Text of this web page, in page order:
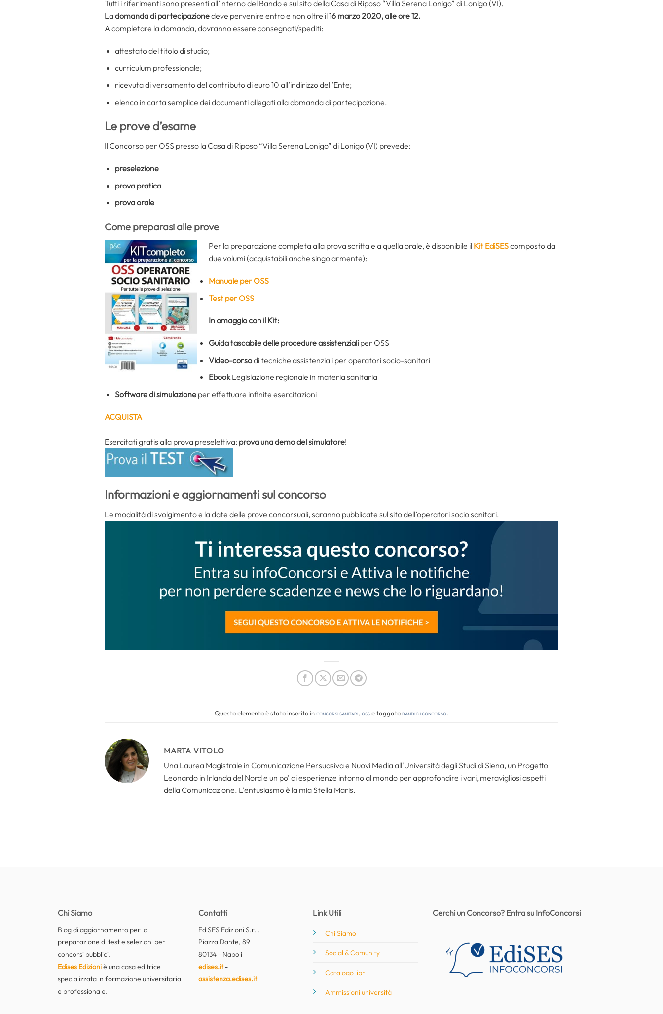
Tutti i riferimenti sono presenti all’interno del Bando e sul sito della Casa di Riposo “Villa Serena Lonigo” di Lonigo (VI).
Ladomanda di partecipazionedeve pervenire entro e non oltre il16 marzo 2020, alle ore 12.
A completare la domanda, dovranno essere consegnati/spediti:
attestato del titolo di studio;
curriculum professionale;
ricevuta di versamento del contributo di euro 10 all’indirizzo dell’Ente;
elenco in carta semplice dei documenti allegati alla domanda di partecipazione.
Le prove d’esame
Il Concorso per OSS presso la Casa di Riposo “Villa Serena Lonigo” di Lonigo (VI) prevede:
preselezione
prova pratica
prova orale
Come preparasi alle prove
Per la preparazione completa alla prova scritta e a quella orale, è disponibile il Kit EdiSEScomposto da
due volumi (acquistabili anche singolarmente):
Manuale per OSS
Test per OSS
In omaggio con il Kit:
Guida tascabile delle procedure assistenziali per OSS
Video-corsodi tecniche assistenziali per operatori socio-sanitari
EbookLegislazione regionale in materia sanitaria
Software di simulazioneper effettuare infinite esercitazioni
ACQUISTA
Esercitati gratis alla prova preselettiva: prova una demo del simulatore!
Informazioni e aggiornamenti sul concorso
Le modalità di svolgimento e la date delle prove concorsuali, saranno pubblicate sul sito dell’operatori socio sanitari.
Questo elemento è stato inserito inConcorsi Sanitari, OSSe taggatobandi di concorso.
MARTA VITOLO
Una Laurea Magistrale in Comunicazione Persuasiva e Nuovi Media all'Università degli Studi di Siena, un Progetto
Leonardo in Irlanda del Nord e un po' di esperienze intorno al mondo per approfondire i vari, meravigliosi aspetti
della Comunicazione. L'entusiasmo è la mia Stella Maris.
Chi Siamo
Blog di aggiornamento per la
preparazione di test e selezioni per
concorsi pubblici.
Edises Edizioniè una casa editrice
specializzata in formazione universitaria
e professionale.
Contatti
EdiSES Edizioni S.r.l.
Piazza Dante, 89
80134 - Napoli
edises.it-
assistenza.edises.it
Link Utili
Chi Siamo
Social & Comunity
Catalogo libri
Ammissioni università
Cerchi un Concorso? Entra su InfoConcorsi